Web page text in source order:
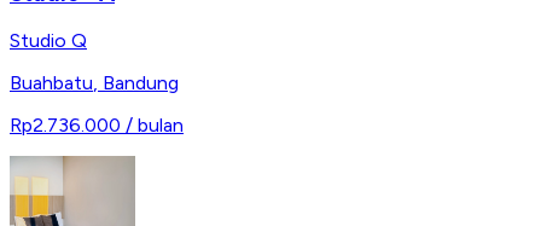
Studio Q
Buahbatu, Bandung
Rp2.736.000 / bulan